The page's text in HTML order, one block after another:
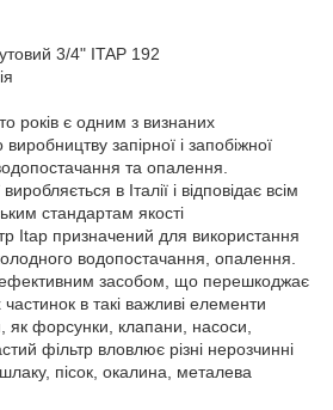
3/4" ITAP 192
років є одним з визнаних
запірної і запобіжної
та опалення.
в Італії і відповідає всім
стандартам якості
Itap призначений для використання
водопостачання, опалення.
засобом, що перешкоджає
в такі важливі елементи
як форсунки, клапани, насоси,
фільтр вловлює різні нерозчинні
пісок, окалина, металева